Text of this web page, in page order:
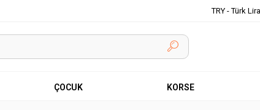
TRY - Türk
ÇOCUK KORSE